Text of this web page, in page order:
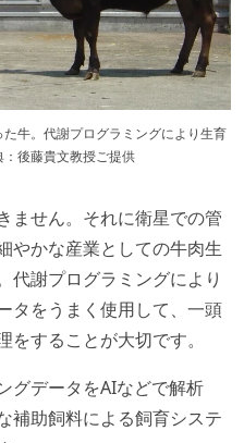
牛。代謝プログラミングにより生育
後藤貴文教授ご提供
ません。それに衛星での管
やかな産業としての牛肉生
代謝プログラミングにより
タをうまく使用して、一頭
することが大切です。
グデータをAIなどで解析
補助飼料による飼育システ